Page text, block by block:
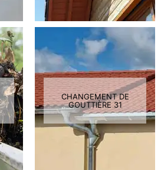
CHANGEMENT DE
GOUTTIÈRE 31